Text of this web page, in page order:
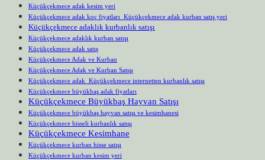
Küçükçekmece adak kesim yeri
Küçükçekmece adak koç fiyatları Küçükçekmece adak kurban satış yeri
Küçükçekmece adaklık kurbanlık satışı
Küçükçekmece adaklık kurban satışı
Küçükçekmece adak satış
Küçükçekmece Adak ve Kurban
Küçükçekmece Adak ve Kurban Satışı
Küçükçekmece adak Küçükçekmece internetten kurbanlık satışı
Küçükçekmece büyükbaş adak fiyatları
Küçükçekmece Büyükbaş Hayvan Satışı
Küçükçekmece büyükbaş hayvan satışı ve kesimhanesi
Küçükçekmece hisseli kurbanlık satışı
Küçükçekmece Kesimhane
Küçükçekmece kurban hisse satışı
Küçükçekmece kurban kesim yeri